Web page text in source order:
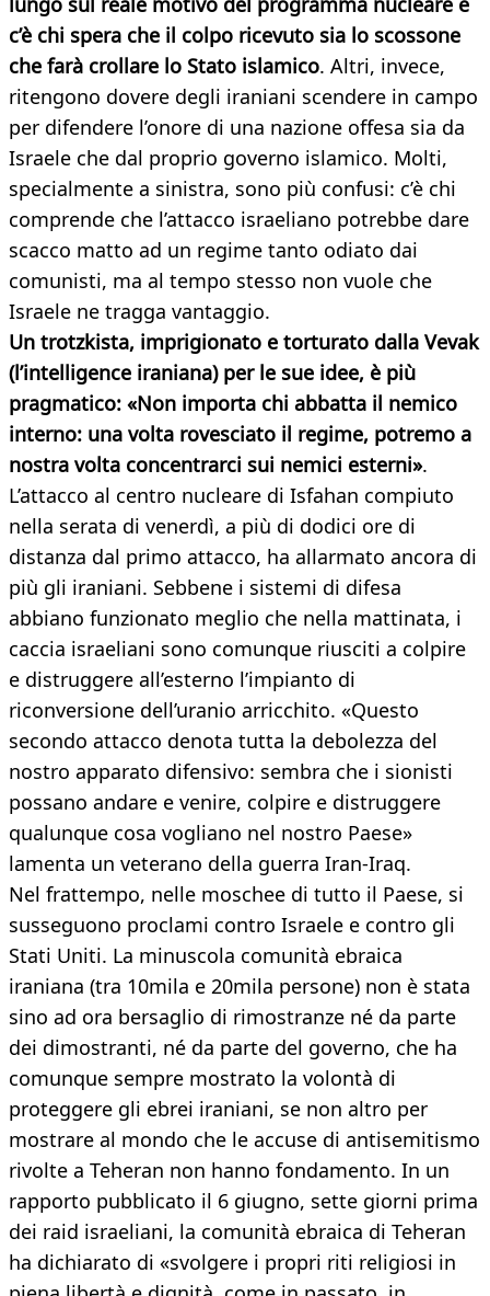
c’è chi spera che il colpo ricevuto sia lo scossone
che farà crollare lo Stato islamico. Altri, invece,
ritengono dovere degli iraniani scendere in campo
per difendere l’onore di una nazione offesa sia da
Israele che dal proprio governo islamico. Molti,
specialmente a sinistra, sono più confusi: c’è chi
comprende che l’attacco israeliano potrebbe dare
scacco matto ad un regime tanto odiato dai
comunisti, ma al tempo stesso non vuole che
Israele ne tragga vantaggio.
Un trotzkista, imprigionato e torturato dalla Vevak
(l’intelligence iraniana) per le sue idee, è più
pragmatico: «Non importa chi abbatta il nemico
interno: una volta rovesciato il regime, potremo a
nostra volta concentrarci sui nemici esterni».
L’attacco al centro nucleare di Isfahan compiuto
nella serata di venerdì, a più di dodici ore di
distanza dal primo attacco, ha allarmato ancora di
più gli iraniani. Sebbene i sistemi di difesa
abbiano funzionato meglio che nella mattinata, i
caccia israeliani sono comunque riusciti a colpire
e distruggere all’esterno l’impianto di
riconversione dell’uranio arricchito. «Questo
secondo attacco denota tutta la debolezza del
nostro apparato difensivo: sembra che i sionisti
possano andare e venire, colpire e distruggere
qualunque cosa vogliano nel nostro Paese»
lamenta un veterano della guerra Iran-Iraq.
Nel frattempo, nelle moschee di tutto il Paese, si
susseguono proclami contro Israele e contro gli
Stati Uniti. La minuscola comunità ebraica
iraniana (tra 10mila e 20mila persone) non è stata
sino ad ora bersaglio di rimostranze né da parte
dei dimostranti, né da parte del governo, che ha
comunque sempre mostrato la volontà di
proteggere gli ebrei iraniani, se non altro per
mostrare al mondo che le accuse di antisemitismo
rivolte a Teheran non hanno fondamento. In un
rapporto pubblicato il 6 giugno, sette giorni prima
dei raid israeliani, la comunità ebraica di Teheran
ha dichiarato di «svolgere i propri riti religiosi in